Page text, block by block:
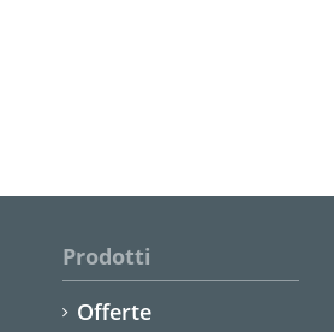
Prodotti
Offerte